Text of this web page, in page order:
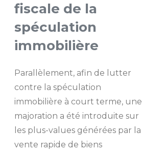
fiscale de la
spéculation
immobilière
Parallèlement, afin de lutter
contre la spéculation
immobilière à court terme, une
majoration a été introduite sur
les plus-values générées par la
vente rapide de biens